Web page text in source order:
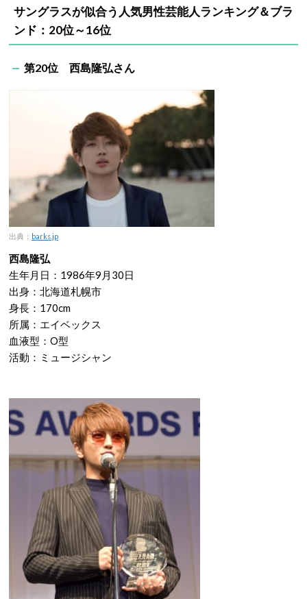
サングラスが似合う人気男性芸能人ランキング＆ブラ
ンド：20位～16位
第20位 西島隆弘さん
出典： barks.jp
西島隆弘
生年月日：1986年9月30日
出身：北海道札幌市
身長：170cm
所属：エイベックス
血液型：O型
活動：ミュージシャン